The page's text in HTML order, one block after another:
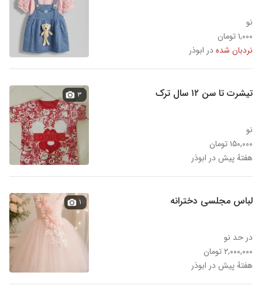
نو
۱,۰۰۰ تومان
نردبان شدهدر ابوذر
تیشرت تا سن ۱۲ سال ترک
نو
۱۵۰,۰۰۰ تومان
هفتهٔ پیش در ابوذر
۳
لباس مجلسی دخترانه
در حد نو
۲,۰۰۰,۰۰۰ تومان
هفتهٔ پیش در ابوذر
۱